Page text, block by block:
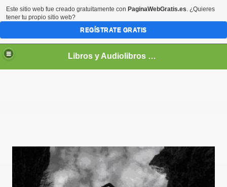
Libros y Audiolibros Para emprendedores
Este sitio web fue creado gratuitamente con PaginaWebGratis.es. ¿Quieres
tener tu propio sitio web?
REGÍSTRATE GRATIS